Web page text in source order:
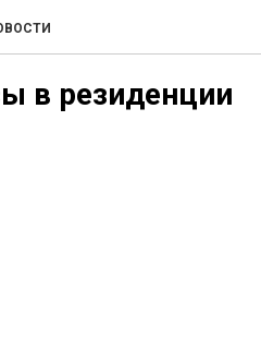
в резиденции